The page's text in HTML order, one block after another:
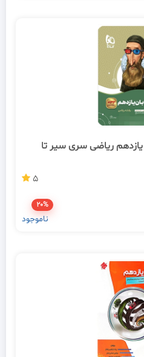
ریاضی سری سیر تا
5
20%
ناموجود